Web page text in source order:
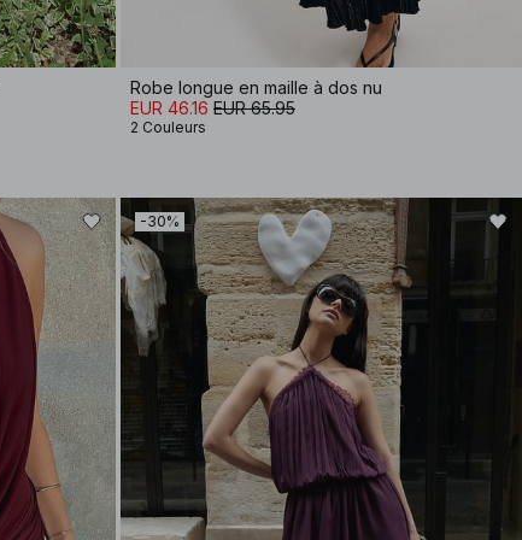
Robe longue en maille à dos nu
EUR 46.16 EUR 65.95
2 Couleurs
-30%